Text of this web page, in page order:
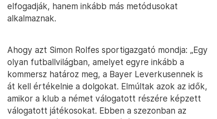
elfogadják, hanem inkább más metódusokat
alkalmaznak.
Ahogy azt Simon Rolfes sportigazgató mondja: „Egy
olyan futballvilágban, amelyet egyre inkább a
kommersz határoz meg, a Bayer Leverkusennek is
át kell értékelnie a dolgokat. Elmúltak azok az idők,
amikor a klub a német válogatott részére képzett
válogatott játékosokat. Ebben a szezonban az